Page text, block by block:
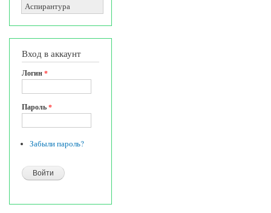
Аспирантура
Вход в аккаунт
Логин*
Пароль*
Забыли пароль?